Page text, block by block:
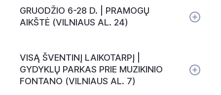
GRUODŽIO 6-28 D. | PRAMOGŲ
AIKŠTĖ (VILNIAUS AL. 24)
VISĄ ŠVENTINĮ LAIKOTARPĮ |
GYDYKLŲ PARKAS PRIE MUZIKINIO
FONTANO (VILNIAUS AL. 7)